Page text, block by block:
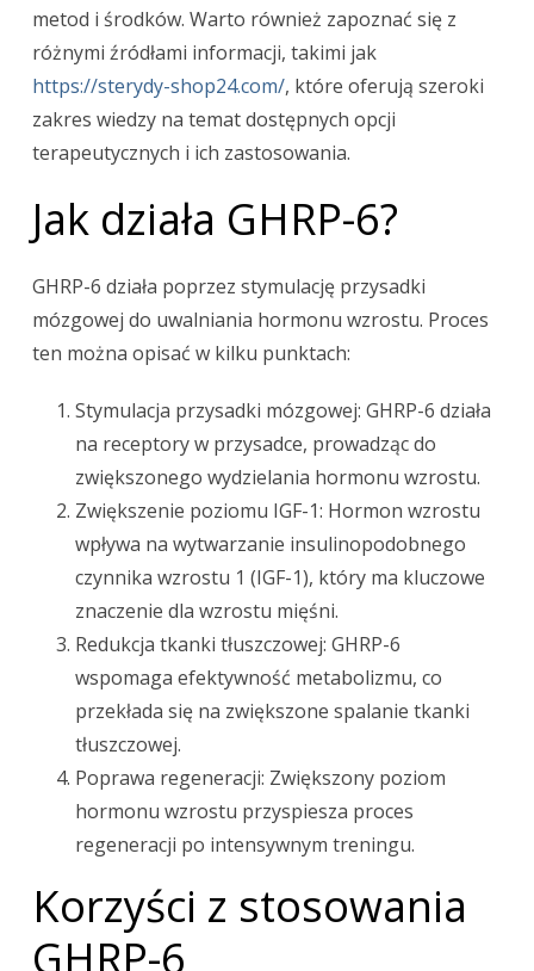
metod i środków. Warto również zapoznać się z
różnymi źródłami informacji, takimi jak
https://sterydy-shop24.com/, które oferują szeroki
zakres wiedzy na temat dostępnych opcji
terapeutycznych i ich zastosowania.
Jak działa GHRP-6?
GHRP-6 działa poprzez stymulację przysadki
mózgowej do uwalniania hormonu wzrostu. Proces
ten można opisać w kilku punktach:
Stymulacja przysadki mózgowej: GHRP-6 działa
na receptory w przysadce, prowadząc do
zwiększonego wydzielania hormonu wzrostu.
Zwiększenie poziomu IGF-1: Hormon wzrostu
wpływa na wytwarzanie insulinopodobnego
czynnika wzrostu 1 (IGF-1), który ma kluczowe
znaczenie dla wzrostu mięśni.
Redukcja tkanki tłuszczowej: GHRP-6
wspomaga efektywność metabolizmu, co
przekłada się na zwiększone spalanie tkanki
tłuszczowej.
Poprawa regeneracji: Zwiększony poziom
hormonu wzrostu przyspiesza proces
regeneracji po intensywnym treningu.
Korzyści z stosowania
GHRP-6